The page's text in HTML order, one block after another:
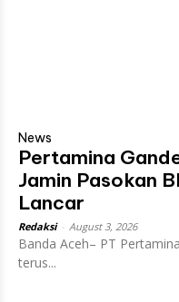
News
Pertamina
Jamin Pasokan
Lancar
Redaksi August 3, 2026
Banda Aceh– PT
terus...